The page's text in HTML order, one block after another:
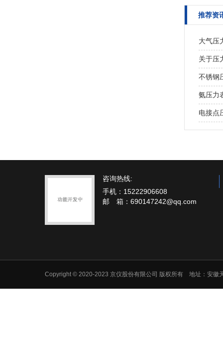
推荐资
大气压
关于压
不锈钢
氨压力
电接点
咨询热线:
手机：15222906608
邮 箱：690147242@qq.com
Copyright © 2020-2023 京仪股份有限公司 版权所有 地址：安